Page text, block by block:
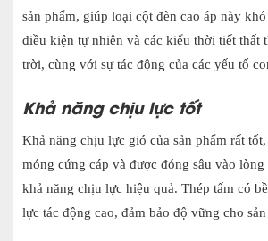
sản phẩm, giúp loại cột đèn cao áp này
điều kiện tự nhiên và các kiểu thời tiết thất
trời, cùng với sự tác động của các yếu tố
Khả năng chịu lực tốt
Khả năng chịu lực gió của sản phẩm rất
móng cứng cáp và được đóng sâu vào lòng
khả năng chịu lực hiệu quả. Thép tấm có
lực tác động cao, đảm bảo độ vững cho